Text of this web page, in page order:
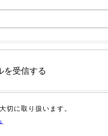
を受信する
切に取り扱います。